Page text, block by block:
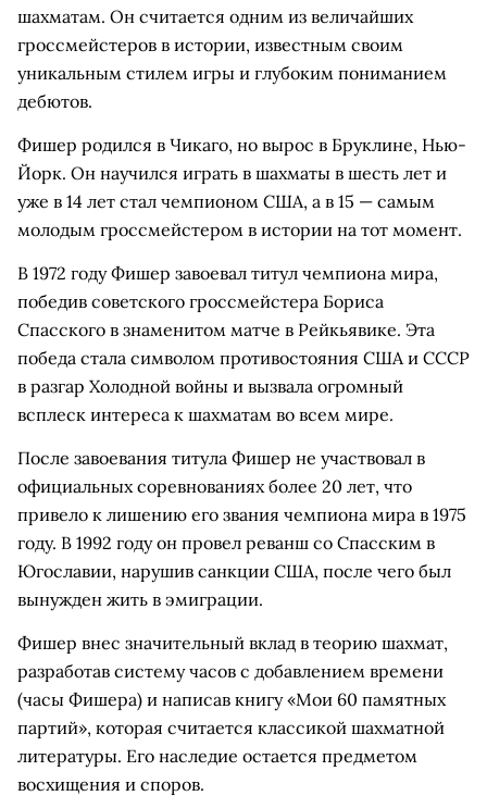
шахматам. Он считается одним из величайших
гроссмейстеров в истории, известным своим
уникальным стилем игры и глубоким пониманием
дебютов.
Фишер родился в Чикаго, но вырос в Бруклине, Нью-
Йорк. Он научился играть в шахматы в шесть лет и
уже в 14 лет стал чемпионом США, а в 15 — самым
молодым гроссмейстером в истории на тот момент.
В 1972 году Фишер завоевал титул чемпиона мира,
победив советского гроссмейстера Бориса
Спасского в знаменитом матче в Рейкьявике. Эта
победа стала символом противостояния США и СССР
в разгар Холодной войны и вызвала огромный
всплеск интереса к шахматам во всем мире.
После завоевания титула Фишер не участвовал в
официальных соревнованиях более 20 лет, что
привело к лишению его звания чемпиона мира в 1975
году. В 1992 году он провел реванш со Спасским в
Югославии, нарушив санкции США, после чего был
вынужден жить в эмиграции.
Фишер внес значительный вклад в теорию шахмат,
разработав систему часов с добавлением времени
(часы Фишера) и написав книгу «Мои 60 памятных
партий», которая считается классикой шахматной
литературы. Его наследие остается предметом
восхищения и споров.